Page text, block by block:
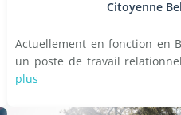
Citoyenne
Actuellement en fonction en
un poste de travail
plus